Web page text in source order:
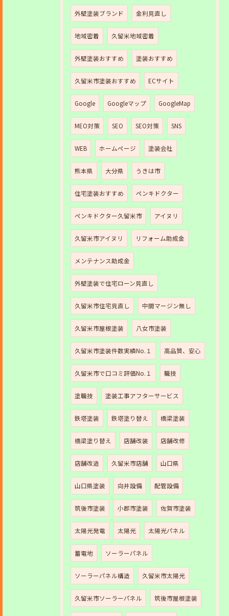
外壁塗装ブランド 金利見直し
地域密着 久留米地域密着
外壁塗装おすすめ 塗装おすすめ
久留米市塗装おすすめ ECサイト
Google Googleマップ GoogleMap
MEO対策 SEO SEO対策 SNS
WEB ホームページ 塗装会社
熊本県 大分県 うきは市
住宅塗装おすすめ ペンキドクター
ペンキドクター久留米市 アイヌリ
久留米市アイヌリ リフォーム助成金
メンテナンス助成金
外壁塗装で住宅ローン見直し
久留米市住宅見直し 中間マージン無し
久留米市屋根塗装 八女市塗装
久留米市塗装件数実績No.１ 高品質、安心
久留米市で口コミ評価No.１ 職技
塗職技 塗装工事アフターサービス
鉄塔塗装 鉄塔塗り替え 橋梁塗装
橋梁塗り替え 店舗改装 店舗改修
店舗改造 久留米市店舗 山口県
山口県塗装 向井設備 配管設備
筑後市塗装 小郡市塗装 佐賀市塗装
太陽光発電 太陽光 太陽光パネル
蓄電地 ソーラーパネル
ソーラーパネル構造 久留米市太陽光
久留米市ソーラーパネル 筑後市屋根塗装